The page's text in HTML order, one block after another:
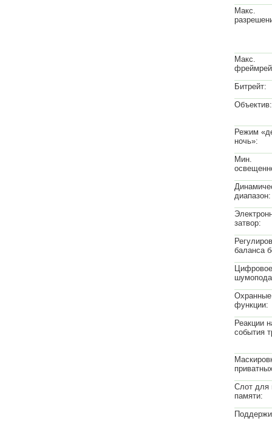
Макс.
Макс.
Битрейт:
Объектив:
Режим
ночь»:
Мин.
диапазон:
затвор:
баланса
Цифровое
Охранные
функции:
Реакции
события
Слот для
памяти: